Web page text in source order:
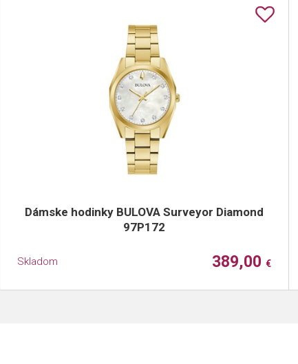
Dámske hodinky BULOVA Surveyor Diamond
97P172
Skladom 389,00 €